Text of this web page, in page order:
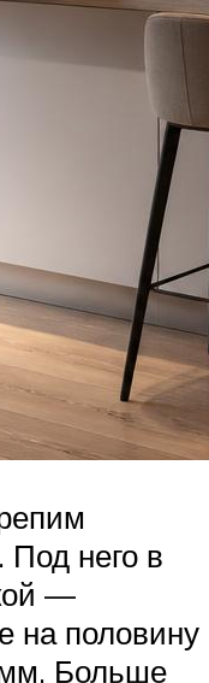
него в
—
на половину
Больше